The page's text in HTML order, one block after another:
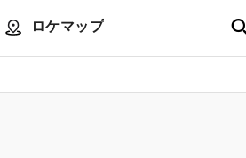
ロケマップ